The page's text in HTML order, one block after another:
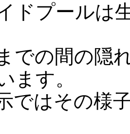
ドプールは
での間の隠
ます。
ではその様